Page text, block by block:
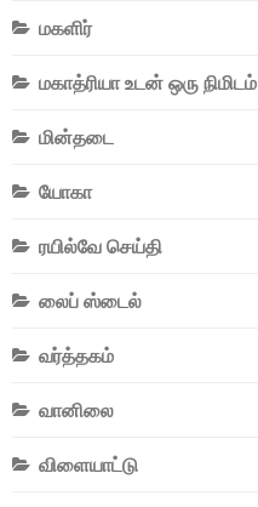
மகளிர்
மகாத்ரியா உடன் ஒரு நிமிடம்
மின்தடை
யோகா
ரயில்வே செய்தி
லைப் ஸ்டைல்
வர்த்தகம்
வானிலை
விளையாட்டு